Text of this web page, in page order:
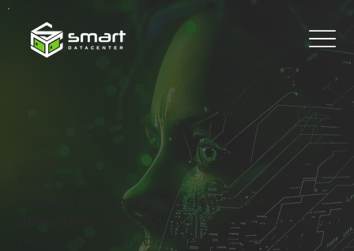
Acelere seus projetos, sistemas e
impulsionada pela alta
tecnologia da Nvidia integrada ao nosso